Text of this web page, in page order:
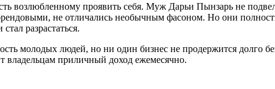
возлюбленному проявить себя. Муж Дарьи Пынзарь не
не отличались необычным фасоном. Но они
разрастаться.
молодых людей, но ни один бизнес не продержится долго
приличный доход ежемесячно.